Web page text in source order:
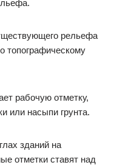
рельефа
топографическому
рабочую отметку,
или насыпи грунта.
зданий на
отметки ставят над